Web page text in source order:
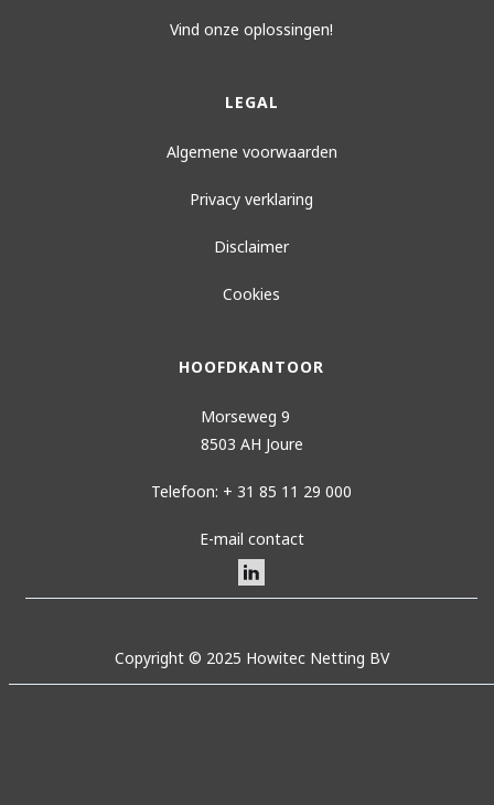
Vind onze oplossingen!
LEGAL
Algemene voorwaarden
Privacy verklaring
Disclaimer
Cookies
HOOFDKANTOOR
Morseweg 9
8503 AH Joure
Telefoon: + 31 85 11 29 000
E-mail contact
Copyright © 2025 Howitec Netting BV